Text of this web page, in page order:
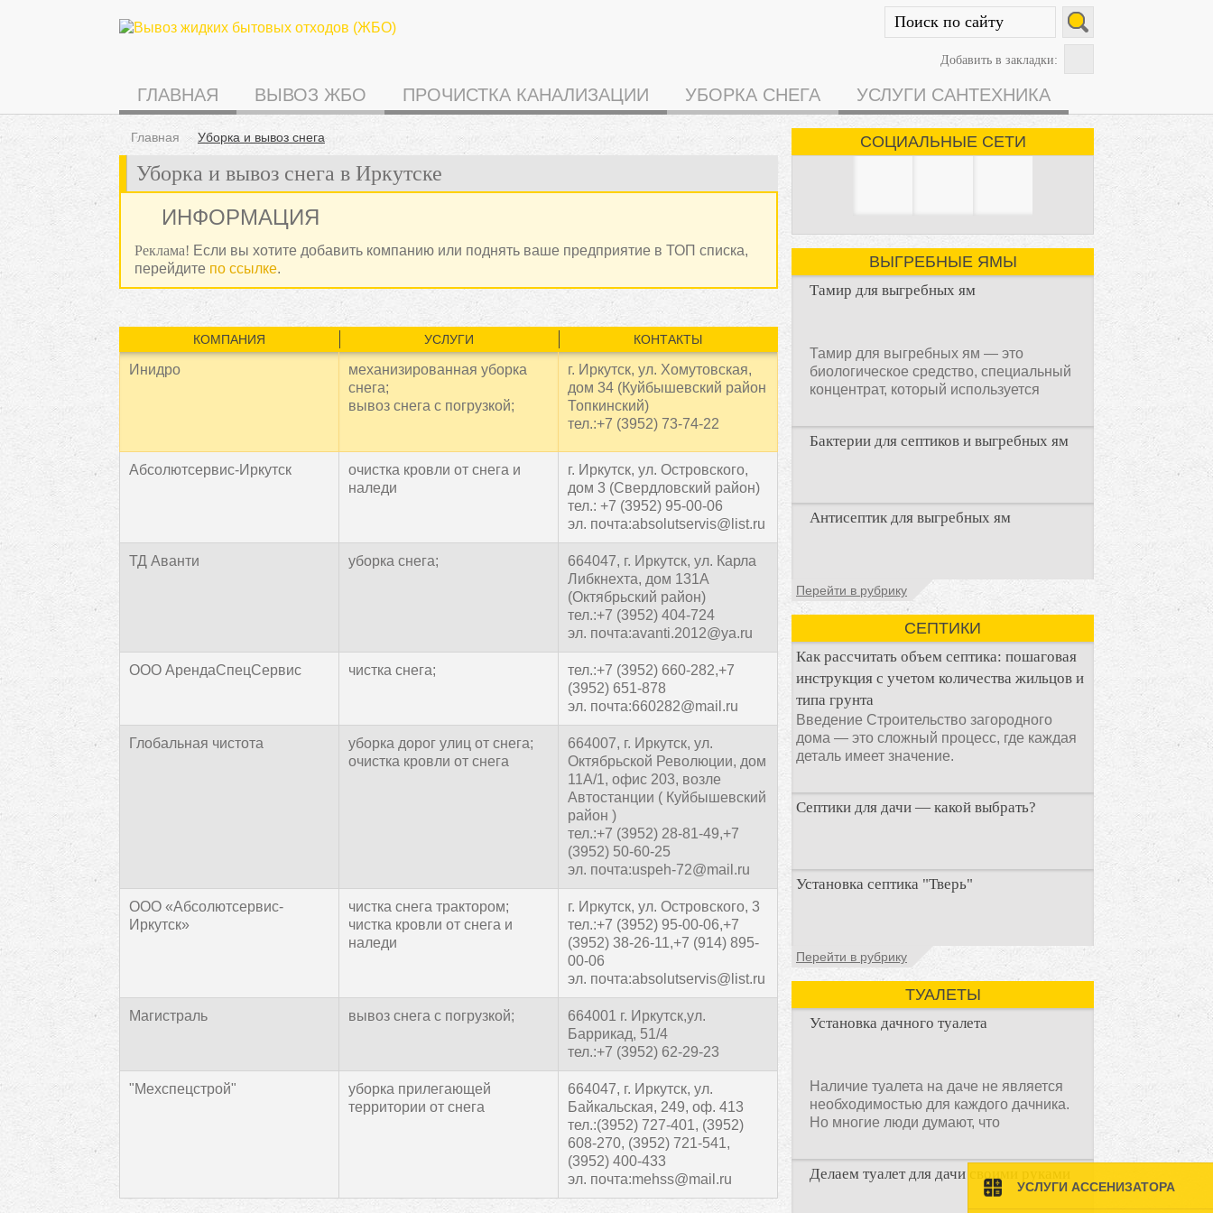
УСЛУГИ АССЕНИЗАТОРА
Добавить в закладки:
ГЛАВНАЯ ВЫВОЗ ЖБО ПРОЧИСТКА КАНАЛИЗАЦИИ УБОРКА СНЕГА УСЛУГИ САНТЕХНИКА
Главная Уборка и вывоз снега
Уборка и вывоз снега в Иркутске
ИНФОРМАЦИЯ
Реклама! Если вы хотите добавить компанию или поднять ваше предприятие в ТОП списка,
перейдите по ссылке.
КОМПАНИЯ УСЛУГИ КОНТАКТЫ
Инидро
механизированная уборка
снега;
вывоз снега с погрузкой;
г. Иркутск, ул. Хомутовская,
дом 34 (Куйбышевский район
Топкинский)
тел.:+7 (3952) 73-74-22
Абсолютсервис-Иркутск
очистка кровли от снега и
наледи
г. Иркутск, ул. Островского,
дом 3 (Свердловский район)
тел.: +7 (3952) 95-00-06
эл. почта:absolutservis@list.ru
ТД Аванти уборка снега;
664047, г. Иркутск, ул. Карла
Либкнехта, дом 131А
(Октябрьский район)
тел.:+7 (3952) 404-724
эл. почта:avanti.2012@ya.ru
ООО АрендаСпецСервис чистка снега;
тел.:+7 (3952) 660-282,+7
(3952) 651-878
эл. почта:660282@mail.ru
Глобальная чистота
уборка дорог улиц от снега;
очистка кровли от снега
664007, г. Иркутск, ул.
Октябрьской Революции, дом
11А/1, офис 203, возле
Автостанции ( Куйбышевский
район )
тел.:+7 (3952) 28-81-49,+7
(3952) 50-60-25
эл. почта:uspeh-72@mail.ru
ООО «Абсолютсервис-
Иркутск»
чистка снега трактором;
чистка кровли от снега и
наледи
г. Иркутск, ул. Островского, 3
тел.:+7 (3952) 95-00-06,+7
(3952) 38-26-11,+7 (914) 895-
00-06
эл. почта:absolutservis@list.ru
Магистраль вывоз снега с погрузкой;
664001 г. Иркутск,ул.
Баррикад, 51/4
тел.:+7 (3952) 62-29-23
"Мехспецстрой"
уборка прилегающей
территории от снега
664047, г. Иркутск, ул.
Байкальская, 249, оф. 413
тел.:(3952) 727-401, (3952)
608-270, (3952) 721-541,
(3952) 400-433
эл. почта:mehss@mail.ru
СОЦИАЛЬНЫЕ СЕТИ
ВЫГРЕБНЫЕ ЯМЫ
Тамир для выгребных ям
Тамир для выгребных ям — это
биологическое средство, специальный
концентрат, который используется
Бактерии для септиков и выгребных ям
Очистка канализационного стока или
выгребной ямой всегда являлась не
Антисептик для выгребных ям
Общие сведения об антисептиках
Антисептик для выгребных ям – это
специальные препараты, которые
Перейти в рубрику
СЕПТИКИ
Как рассчитать объем септика: пошаговая
инструкция с учетом количества жильцов и
типа грунта
Введение Строительство загородного
дома — это сложный процесс, где каждая
деталь имеет значение.
Септики для дачи — какой выбрать?
При строительстве дачи одной из
первоочередных задач становится
Установка септика "Тверь"
Установка септика Тверь - важнейший
аспект утилизации сточных вод в частных
домах и на загородных
Перейти в рубрику
ТУАЛЕТЫ
Установка дачного туалета
Наличие туалета на даче не является
необходимостью для каждого дачника.
Но многие люди думают, что
Делаем туалет для дачи своими руками